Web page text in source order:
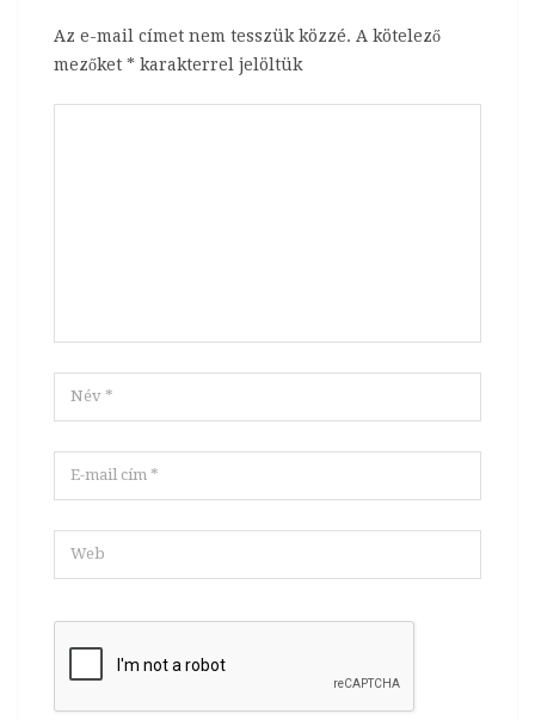
Az e-mail címet nem tesszük közzé. A kötelező
mezőket * karakterrel jelöltük